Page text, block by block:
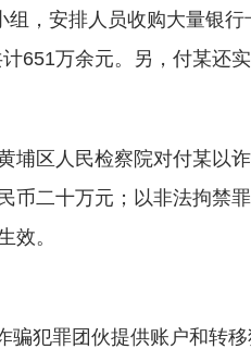
小组，安排人员收购大量银
651万余元。另，付某还
区人民检察院对付某以诈
币二十万元；以非法拘禁
效。
犯罪团伙提供账户和转移